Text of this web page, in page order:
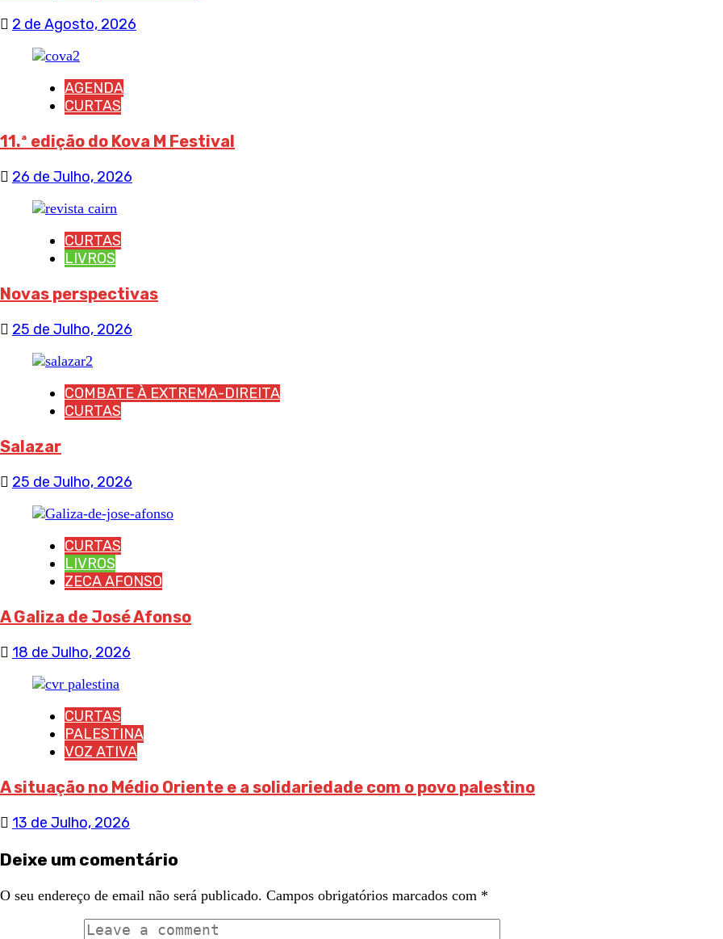
2 de Agosto, 2026
AGENDA
CURTAS
11.ª edição do Kova M Festival
26 de Julho, 2026
CURTAS
LIVROS
Novas perspectivas
25 de Julho, 2026
COMBATE À EXTREMA-DIREITA
CURTAS
Salazar
25 de Julho, 2026
CURTAS
LIVROS
ZECA AFONSO
A Galiza de José Afonso
18 de Julho, 2026
CURTAS
PALESTINA
VOZ ATIVA
A situação no Médio Oriente e a solidariedade com o povo palestino
13 de Julho, 2026
Deixe um comentário
O seu endereço de email não será publicado. Campos obrigatórios marcados com *